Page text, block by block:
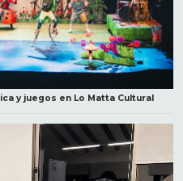
y juegos en Lo Matta Cultural